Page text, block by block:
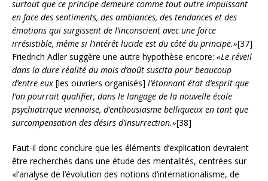
surtout que ce principe demeure comme tout autre impuissant
en face des sentiments, des ambiances, des tendances et des
émotions qui surgissent de l’inconscient avec une force
irrésistible, même si l’intérêt lucide est du côté du principe.»[37]
Friedrich Adler suggère une autre hypothèse encore: «Le réveil
dans la dure réalité du mois d’août suscita pour beaucoup
d’entre eux [les ouvriers organisés] l’étonnant état d’esprit que
l’on pourrait qualifier, dans le langage de la nouvelle école
psychiatrique viennoise, d’enthousiasme belliqueux en tant que
surcompensation des désirs d’insurrection.»[38]
Faut-il donc conclure que les éléments d’explication devraient
être recherchés dans une étude des mentalités, centrées sur
«l’analyse de l’évolution des notions d’internationalisme, de